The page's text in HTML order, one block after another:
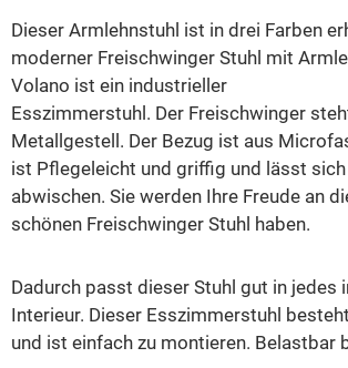
Dieser Armlehnstuhl ist in drei Farben
moderner Freischwinger Stuhl mit
Volano ist ein industrieller
Esszimmerstuhl. Der Freischwinger
Metallgestell. Der Bezug ist aus
ist Pflegeleicht und griffig und lässt
abwischen. Sie werden Ihre Freude an
schönen Freischwinger Stuhl haben.
Dadurch passt dieser Stuhl gut in jedes
Interieur. Dieser Esszimmerstuhl
und ist einfach zu montieren. Belastbar